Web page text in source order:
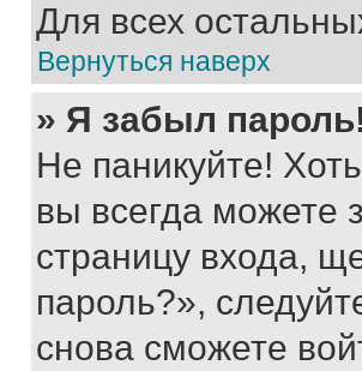
Для всех
Вернуться наверх
» Я забыл пароль!
Не паникуйте!
вы всегда можете
страницу входа,
пароль?»,
снова сможете